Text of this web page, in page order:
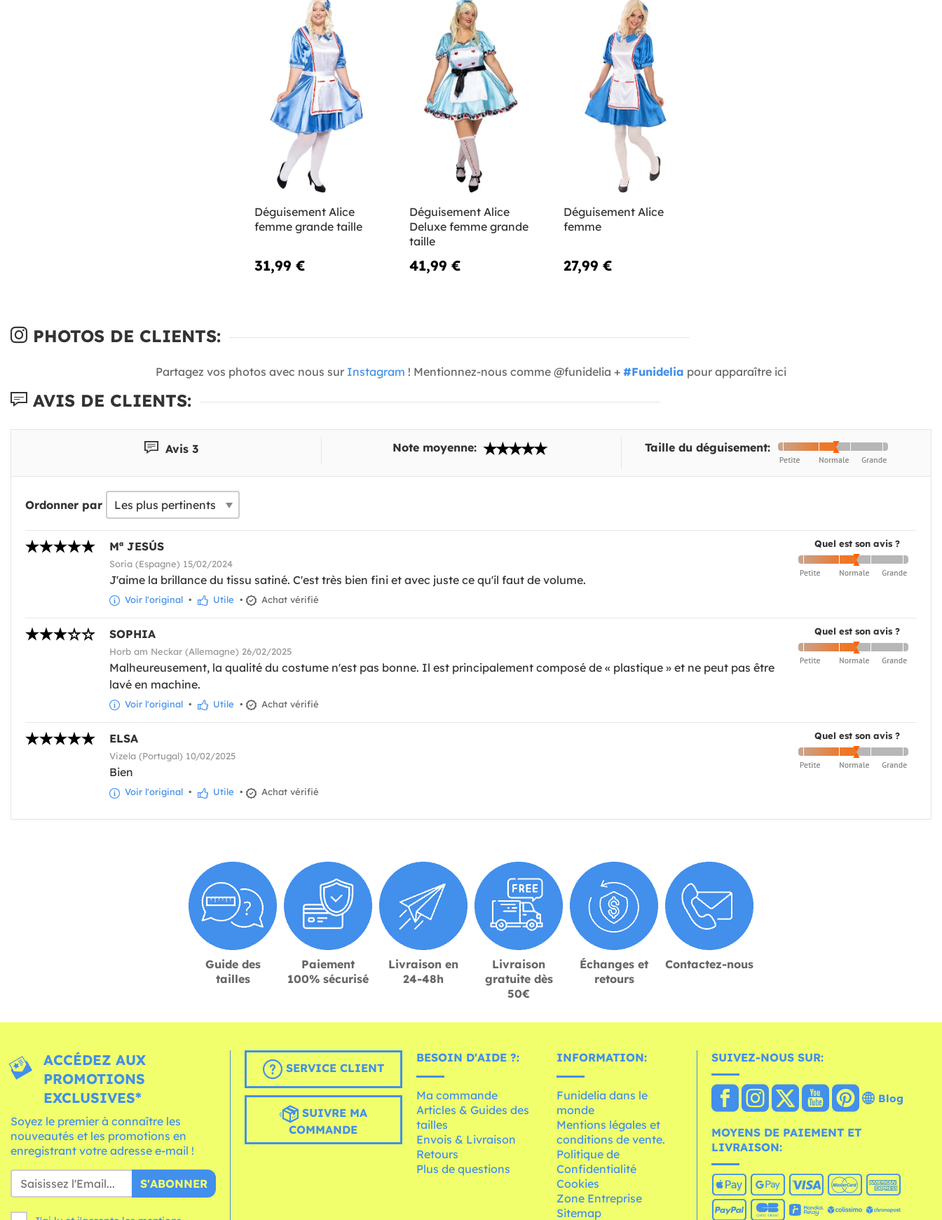
Déguisement Alice
femme grande taille
31,99 €
Déguisement Alice
Deluxe femme grande
taille
41,99 €
Déguisement Alice
femme
27,99 €
PHOTOS DE CLIENTS:
Partagez vos photos avec nous sur Instagram ! Mentionnez-nous comme @funidelia + #Funidelia pour apparaître ici
AVIS DE CLIENTS:
Avis 3 Note moyenne: Taille du déguisement:
Ordonner par
Quel est son avis ?
Mª JESÚS
Soria (Espagne) 15/02/2024
J'aime la brillance du tissu satiné. C'est très bien fini et avec juste ce qu'il faut de volume.
Voir l'original • Utile • Achat vérifié
Quel est son avis ?
SOPHIA
Horb am Neckar (Allemagne) 26/02/2025
Malheureusement, la qualité du costume n'est pas bonne. Il est principalement composé de « plastique » et ne peut pas être
lavé en machine.
Voir l'original • Utile • Achat vérifié
Quel est son avis ?
ELSA
Vizela (Portugal) 10/02/2025
Bien
Voir l'original • Utile • Achat vérifié
Guide des
tailles
Paiement
100% sécurisé
Livraison en
24-48h
Livraison
gratuite dès
50€
Échanges et
retours
Contactez-nous
ACCÉDEZ AUX
PROMOTIONS
EXCLUSIVES*
Soyez le premier à connaître les
nouveautés et les promotions en
enregistrant votre adresse e-mail !
S'ABONNER
SERVICE CLIENT
SUIVRE MA
COMMANDE
BESOIN D'AIDE ?:
Ma commande
Articles & Guides des
tailles
Envois & Livraison
Retours
Plus de questions
INFORMATION:
Funidelia dans le
monde
Mentions légales et
conditions de vente.
Politique de
Confidentialité
Cookies
Zone Entreprise
Sitemap
SUIVEZ-NOUS SUR:
Blog
MOYENS DE PAIEMENT ET
LIVRAISON: